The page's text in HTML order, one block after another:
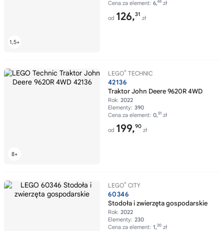
Cena za element: 6,65 zł
od 126,31
zł
LEGO® TECHNIC
42136
Traktor John Deere 9620R 4WD
Rok: 2022
Elementy: 390
Cena za element: 0,51 zł
od 199,90
zł
LEGO® CITY
60346
Stodoła i zwierzęta gospodarskie
Rok: 2022
Elementy: 230
Cena za element: 1,20 zł